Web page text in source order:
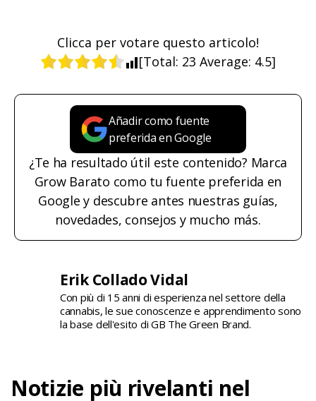
Clicca per votare questo articolo!
[Total: 23 Average: 4.5]
Añadir como fuente
preferida en Google
¿Te ha resultado útil este contenido? Marca
Grow Barato como tu fuente preferida en
Google y descubre antes nuestras guías,
novedades, consejos y mucho más.
Erik Collado Vidal
Con più di 15 anni di esperienza nel settore della
cannabis, le sue conoscenze e apprendimento sono
la base dell'esito di GB The Green Brand.
Notizie più rivelanti nel